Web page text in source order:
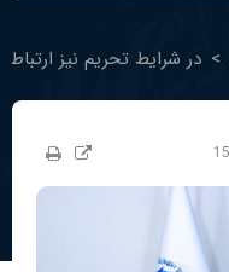
> در شرایط تحریم نیز